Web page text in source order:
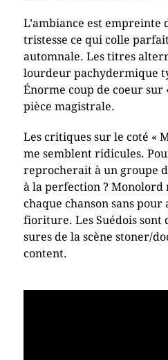
L’ambiance est empreinte
tristesse ce qui colle
automnale. Les titres
lourdeur pachydermique
Énorme coup de coeur sur
pièce magistrale.
Les critiques sur le coté «
me semblent ridicules.
reprocherait à un groupe
à la perfection ? Monolord
chaque chanson sans
fioriture. Les Suédois sont
sures de la scène stoner/
content.